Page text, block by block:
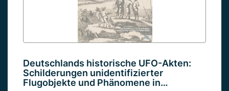
Deutschlands historische UFO-Akten:
Schilderungen unidentifizierter
Flugobjekte und Phänomene in…